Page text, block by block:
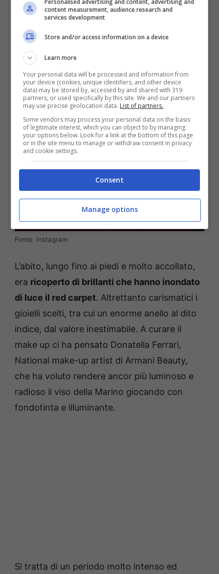
Fonte: Instagram
L’abito, lungo fino ai piedi e molto accollato,
era ricoperto di brillanti che hanno inondato
di luce il red carpet. Altrettanto carismatici i
gioielli scelti, tra cui un enorme anello al dito
indice, dal valore inestimabile. A curare il
make up ci ha pensato Donatella Ferrari,
National make-up artist di Armani Beauty,
che ha voluto rendere ancor più luminoso e
radioso il viso della Marino giocando con
fondotinta e illuminante.
Si tratta di un periodo molto intenso ed
content measurement, audience research and
services development
Store and/or access information on a device
Learn more
Your personal data will be processed and information from
your device (cookies, unique identifiers, and other device
data) may be stored by, accessed by and shared with 319
partners, or used specifically by this site. We and our partners
may use precise geolocation data. List of partners.
Some vendors may process your personal data on the basis
of legitimate interest, which you can object to by managing
your options below. Look for a link at the bottom of this page
or in the site menu to manage or withdraw consent in privacy
and cookie settings.
Consent
Manage options